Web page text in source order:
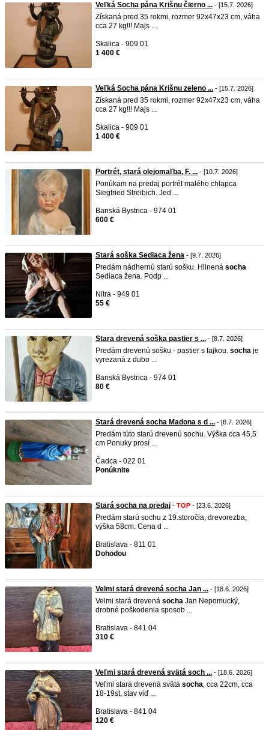
Veľká Socha pána Krišnu čierno ... - [15.7. 2026]
Získaná pred 35 rokmi, rozmer 92x47x23 cm, váha
cca 27 kg!!! Majs ...
Skalica - 909 01
1 400 €
Veľká Socha pána Krišnu zeleno ... - [15.7. 2026]
Získaná pred 35 rokmi, rozmer 92x47x23 cm, váha
cca 27 kg!!! Majs ...
Skalica - 909 01
1 400 €
Portrét, stará olejomaľba, F. ... - [10.7. 2026]
Ponúkam na predaj portrét malého chlapca
Siegfried Streibich. Jed ...
Banská Bystrica - 974 01
600 €
Stará soška Sediaca žena - [9.7. 2026]
Predám nádhernú starú sošku. Hlinená socha
Sediaca žena. Podp ...
Nitra - 949 01
55 €
Stara drevená soška pastier s ... - [8.7. 2026]
Predám drevenú sošku - pastier s fajkou. socha je
vyrezaná z dubo ...
Banská Bystrica - 974 01
80 €
Stará drevená socha Madona s d ... - [6.7. 2026]
Predám túto starú drevenú sochu. Výška cca 45,5
cm Ponuky prosí ...
Čadca - 022 01
Ponúknite
Stará socha na predaj - TOP - [23.6. 2026]
Predám starú sochu z 19.storočia, drevorezba,
výška 58cm. Cena d ...
Bratislava - 811 01
Dohodou
Velmi stará drevená socha Jan ... - [18.6. 2026]
Velmi stará drevená socha Jan Nepomucký,
drobné poškodenia sposob ...
Bratislava - 841 04
310 €
Veľmi stará drevená svätá soch ... - [18.6. 2026]
Veľmi stará drevená svätá socha, cca 22cm, cca
18-19st, stav viď ...
Bratislava - 841 04
120 €